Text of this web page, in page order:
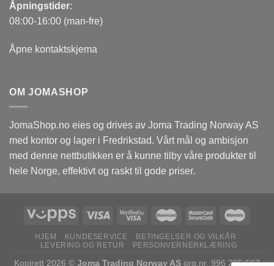
Åpningstider:
08:00-16:00 (man-fre)
Åpne kontaktskjema
OM JOMASHOP
JomaShop.no eies og drives av Joma Trading Norway AS
med kontor og lager i Fredrikstad. Vårt mål og ambisjon
med denne nettbutikken er å kunne tilby våre produkter til
hele Norge, effektivt og raskt til gode priser.
HJEM KUNDESERVICE
BETINGELSER OG VILKÅR
LEVERING OG RETUR
PERSONVERNERKLÆRING
Kopirett 2026 © Joma Trading Norway AS org.nr. 996 295 567